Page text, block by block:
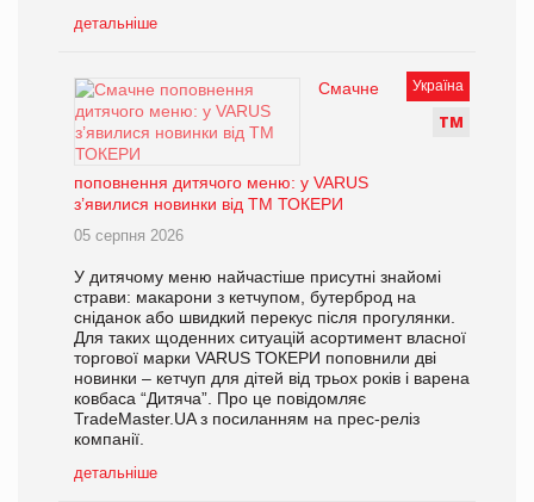
детальніше
Україна
ТМ
Смачне
поповнення дитячого меню: у VARUS
з’явилися новинки від ТМ ТОКЕРИ
05 серпня 2026
У дитячому меню найчастіше присутні знайомі
страви: макарони з кетчупом, бутерброд на
сніданок або швидкий перекус після прогулянки.
Для таких щоденних ситуацій асортимент власної
торгової марки VARUS ТОКЕРИ поповнили дві
новинки – кетчуп для дітей від трьох років і варена
ковбаса “Дитяча”. Про це повідомляє
TradeMaster.UA з посиланням на прес-реліз
компанії.
детальніше